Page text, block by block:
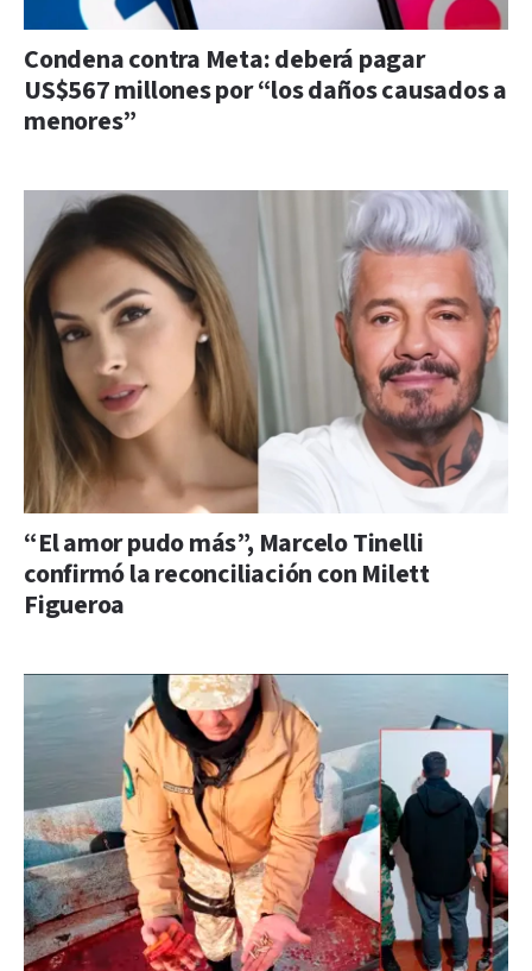
Condena contra Meta: deberá pagar
US$567 millones por “los daños causados a
menores”
“El amor pudo más”, Marcelo Tinelli
confirmó la reconciliación con Milett
Figueroa